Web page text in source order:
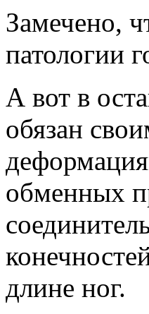
Замечено,
патологии
А вот в
обязан
обменных
длине ног.